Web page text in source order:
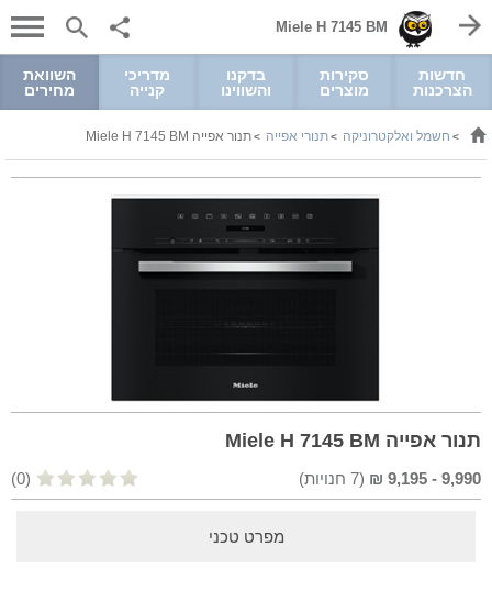
Miele H 7145 BM
חדשות
הצרכנות
סקירות
מוצרים
בדקנו
והשווינו
מדריכי
קנייה
השוואת
מחירים
> חשמל ואלקטרוניקה >תנורי אפייה >תנור אפייה Miele H 7145 BM
תנור אפייה Miele H 7145 BM
9,990
-
9,195
₪
(
7 חנויות) (0)
מפרט טכני